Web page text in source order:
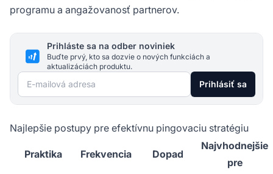
programu a angažovanosť partnerov.
Prihláste sa na odber noviniek
Buďte prvý, kto sa dozvie o nových funkciách a
aktualizáciách produktu.
E-mailová adresa Prihlásiť sa
Najlepšie postupy pre efektívnu pingovaciu stratégiu
Praktika Frekvencia Dopad
Najvhodnejšie
pre